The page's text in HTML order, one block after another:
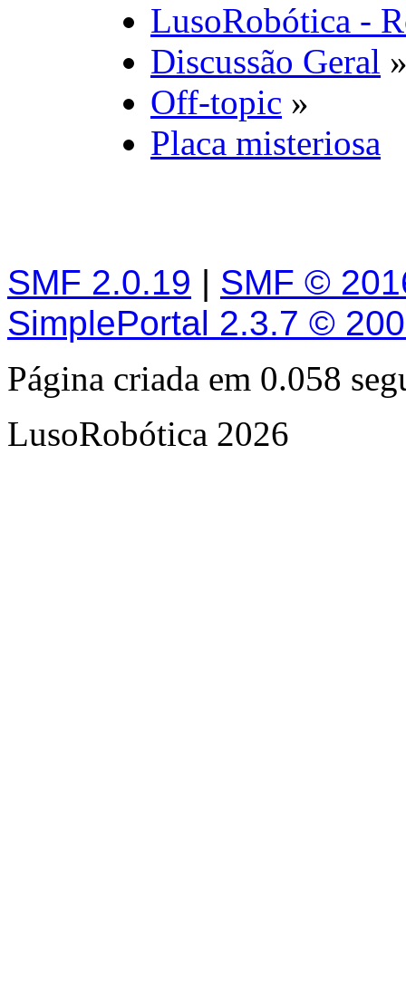
LusoRobótica -
Discussão Geral
Off-topic »
Placa misteriosa
SMF 2.0.19 | SMF ©
SimplePortal 2.3.7 ©
Página criada em 0.058
LusoRobótica 2026